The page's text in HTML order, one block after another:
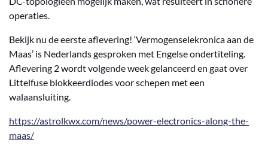
operaties.
Bekijk nu de eerste aflevering! ‘Vermogenselekronica aan de
Maas’ is Nederlands gesproken met Engelse ondertiteling.
Aflevering 2 wordt volgende week gelanceerd en gaat over
Littelfuse blokkeerdiodes voor schepen met een
walaansluiting.
https://astrolkwx.com/news/power-electronics-along-the-
maas/